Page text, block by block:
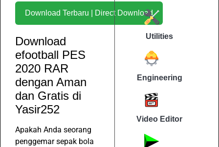
Download Terbaru | Direct Download
Download
efootball PES
2020 RAR
dengan Aman
dan Gratis di
Yasir252
Apakah Anda seorang
penggemar sepak bola
Utilities
Engineering
Video Editor